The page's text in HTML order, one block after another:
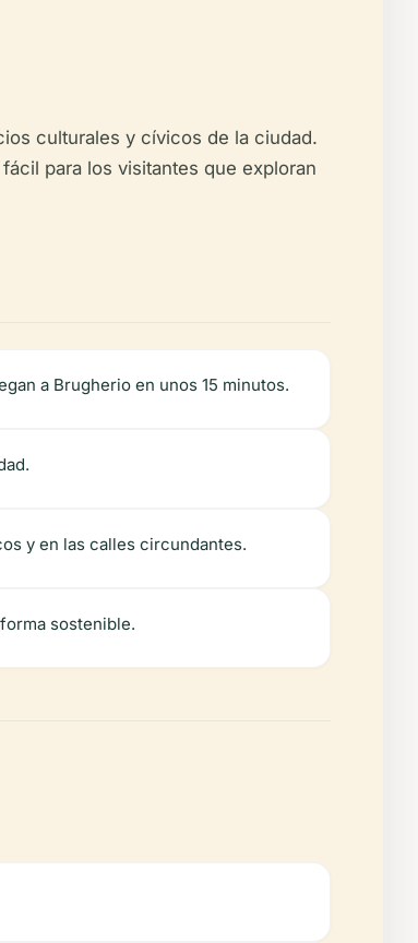
culturales y cívicos de la ciudad.
para los visitantes que exploran
a Brugherio en unos 15 minutos.
y en las calles circundantes.
sostenible.